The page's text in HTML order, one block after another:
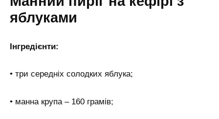
яблуками
Інгредієнти:
• три середніх солодких яблука;
• манна крупа – 160 грамів;